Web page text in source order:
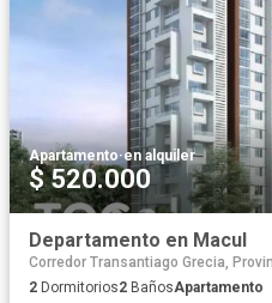
Apartamento·en alquiler
$ 520.000
Departamento en Macul
Corredor Transantiago Grecia,
2 Dormitorios2 BañosApartamento